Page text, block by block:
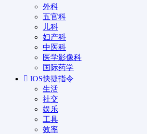
外科
五官科
儿科
妇产科
中医科
医学影像科
国际药学
IOS快捷指令
生活
社交
娱乐
工具
效率